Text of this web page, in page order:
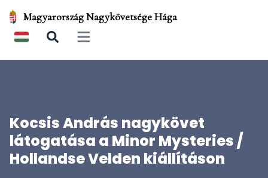
Magyarország Nagykövetsége Hága
Open main menu
Kocsis András nagykövet
látogatása a Minor Mysteries /
Hollandse Velden kiállításon